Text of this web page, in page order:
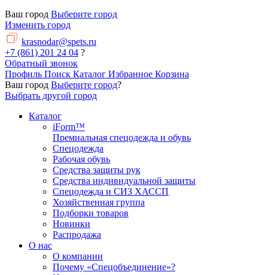
Ваш город Выберите город
Изменить город
krasnodar@spets.ru
+7 (861) 201 24 04 ?
Обратный звонок
Профиль Поиск Каталог Избранное Корзина
Ваш город Выберите город?
Выбрать другой город
Каталог
iForm™
Премиальная спецодежда и обувь
Спецодежда
Рабочая обувь
Средства защиты рук
Средства индивидуальной защиты
Спецодежда и СИЗ ХАССП
Хозяйственная группа
Подборки товаров
Новинки
Распродажа
О нас
О компании
Почему «Спецобъединение»?